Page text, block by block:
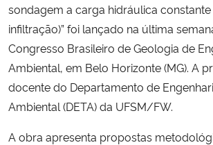
Ministério do Turismo
Ministério do Desenvolvimento Regional
Controladoria-Geral da União
sondagem a carga hidráulica constante
infiltração)” foi lançado na última
Congresso Brasileiro de Geologia de
Ambiental, em Belo Horizonte (MG). A
docente do Departamento de
Ambiental (DETA) da UFSM/FW.
A obra apresenta propostas